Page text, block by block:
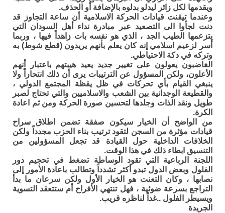
ويقدمها لكل زائر ليدلو بدلوه بالإضافة أو الحذف.
وعندما تيقنت قيادات الحركة الاسلامية أن ساعة التجاوز قد
دنت لجأوا الى التصعيد عبر مبادرة نداء أهل السودان التي
يتزعمها الطيب الجد ، الذي هو نفسه بات زاهداً فيها ، وربما
أسر لزعيم اسلامي إنه كان يعلم بأنهم يريدون (قطع شوط) به
وتركه في دكة الاحتياطي.
الغاضبون يعولون على تغيير جديد يعيد هيبتهم باعتبار أنهم
الأعلون، ولكن المسؤول عن الترتيبات يرى أن ذلك انتحاراً ولا
ينبغي القيام بأي تحركات في ظل يقظة المجتمع الدولي ،
والقطيعة الوجدانية بين الشعب والاسلاميين والتي تحتاج لصبر
طويل ونقد الذات وجلدها لتحسين صورة الحركة ومن ثم اعادة
الكرة.
من الواضح أن الخيار سيكون صفقة تضمن اطلاق سراح
قيادات مؤثرة من السجن لتقود ترتيب بناء الحزب مجدداً ولكن
الخلافات الداخلية حول القيادة قد تجعل المسؤولين من
التنسيق ابطاء ذلك في هذا الوقت.
اللجنة الرباعية التي تقود الوساطة تضغط في تحجيم دور
الفلول وبعض الدول تبدو أكثر تشدداً وتطالب باعادة الأمور إلى
نصابها ، وكان التعنت هو الخيار الأول ولكن سرعان ما بدأ
التراجع بسرعة ضوئية ، فهل تنتهي الأفراح أم ستتعقد التسوية
ويسيطر الفلول ..غداً لناظره قريب.
الجريدة